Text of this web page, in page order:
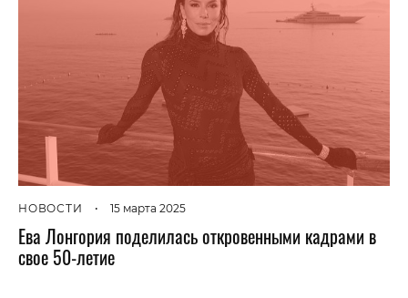
НОВОСТИ • 15 марта 2025
Ева Лонгория поделилась откровенными кадрами в
свое 50-летие